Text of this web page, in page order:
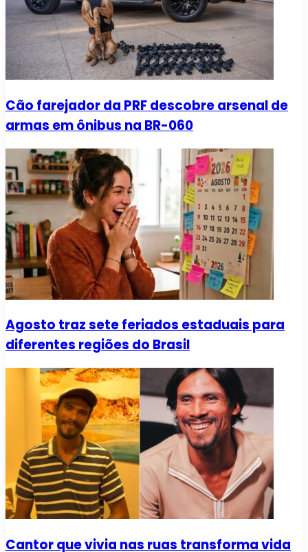
Cão farejador da PRF descobre arsenal de
armas em ônibus na BR-060
Agosto traz sete feriados estaduais para
diferentes regiões do Brasil
Cantor que vivia nas ruas transforma vida